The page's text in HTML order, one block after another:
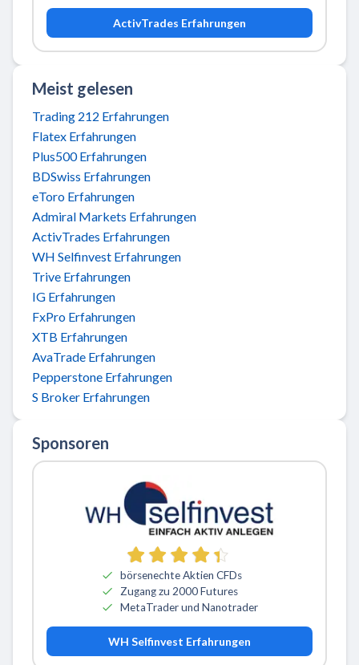
ActivTrades Erfahrungen
Meist gelesen
Trading 212 Erfahrungen
Flatex Erfahrungen
Plus500 Erfahrungen
BDSwiss Erfahrungen
eToro Erfahrungen
Admiral Markets Erfahrungen
ActivTrades Erfahrungen
WH Selfinvest Erfahrungen
Trive Erfahrungen
IG Erfahrungen
FxPro Erfahrungen
XTB Erfahrungen
AvaTrade Erfahrungen
Pepperstone Erfahrungen
S Broker Erfahrungen
Sponsoren
börsenechte Aktien CFDs
Zugang zu 2000 Futures
MetaTrader und Nanotrader
WH Selfinvest Erfahrungen